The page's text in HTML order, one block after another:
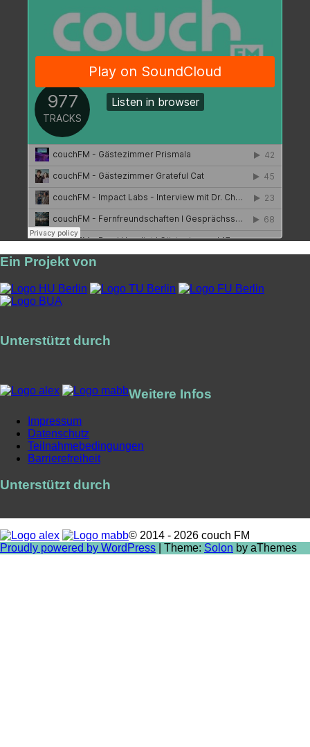
Ein Projekt von
Unterstützt durch
Weitere Infos
Impressum
Datenschutz
Teilnahmebedingungen
Barrierefreiheit
Unterstützt durch
© 2014 - 2026 couch FM
Proudly powered by WordPress
Theme: Solon by aThemes